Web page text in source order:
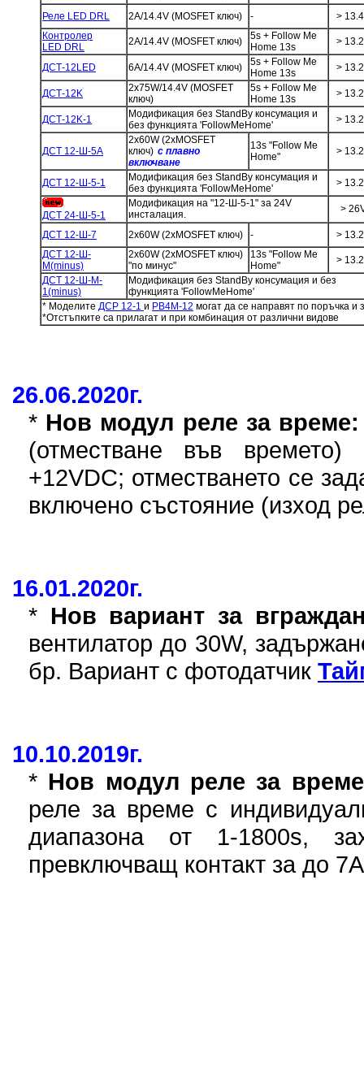
Реле LED DRL 2A/14.4V (MOSFET ключ) -
>
Контролер
LED DRL
2A/14.4V (MOSFET ключ)
5s + Follow Me
Home 13s
>
ДСТ-12LED 6A/14.4V (MOSFET ключ)
5s + Follow Me
Home 13s
>
ДСТ-12K
2x75W/14.4V (MOSFET
ключ)
5s + Follow Me
Home 13s
>
ДСТ-12K-1
Модификация без StandBy консумация и
без функцията 'FollowMeHome'
>
ДСТ 12-Ш-5А
2x60W (2xMOSFET
ключ) с плавно
включване
13s "Follow Me
Home"
>
ДСТ 12-Ш-5-1
Модификация без StandBy консумация и
без функцията 'FollowMeHome'
>
ДСТ 24-Ш-5-1
Модификация на "12-Ш-5-1" за 24V
инсталация.
>
ДСТ 12-Ш-7 2x60W (2xMOSFET ключ) -
>
ДСТ 12-Ш-
M(minus)
2x60W (2xMOSFET ключ)
"по минус"
13s "Follow Me
Home"
>
ДСТ 12-Ш-M-
1(minus)
Модификация без StandBy консумация и без
функцията 'FollowMeHome'
* Моделите ДСР 12-1 и РВ4М-12 могат да се направят по поръчка и
*Отстъпките са прилагат и при комбинация от различни видове
26.06.2020г.
* Нов модул реле за
(отместване във
+12VDC; отместването се
включено състояние (изход
16.01.2020г.
* Нов вариант за
вентилатор до 30W,
бр. Вариант с фотодатчик
10.10.2019г.
* Нов модул реле за
реле за време с
диапазона от 1-1800s,
превключващ контакт за до